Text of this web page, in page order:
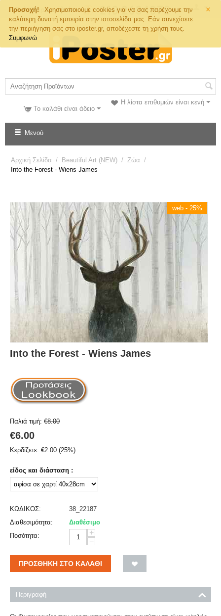
×
Προσοχή!
Χρησιμοποιούμε cookies για να σας παρέχουμε την
καλύτερη δυνατή εμπειρία στην ιστοσελίδα μας. Εάν συνεχίσετε
την περιήγηση σας στο iposter.gr, αποδέχεστε τη χρήση τους.
Συμφωνώ
Τηλ. Παραγγελιών
Η λίστα επιθυμιών είναι κενή
Το καλάθι είναι άδειο
Μενού
Αρχική Σελίδα / Beautiful Art (NEW) / Ζώα /
Into the Forest - Wiens James
web - 25%
Into the Forest - Wiens James
Παλιά τιμή: €8.00
€6.00
Κερδίζετε: €2.00 (25%)
είδος και διάσταση :
ΚΩΔΙΚΟΣ:
38_22187
Διαθεσιμότητα:
Διαθέσιμο
Ποσότητα:
+
−
ΠΡΟΣΘΉΚΗ ΣΤΟ ΚΑΛΆΘΙ
Περιγραφή